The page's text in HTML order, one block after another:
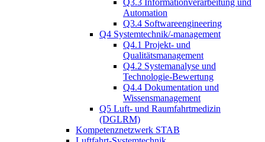
Q3.3 Informationverarbeitung und
Automation
Q3.4 Softwareengineering
Q4 Systemtechnik/-management
Q4.1 Projekt- und
Qualitätsmanagement
Q4.2 Systemanalyse und
Technologie-Bewertung
Q4.4 Dokumentation und
Wissensmanagement
Q5 Luft- und Raumfahrtmedizin
(DGLRM)
Kompetenznetzwerk STAB